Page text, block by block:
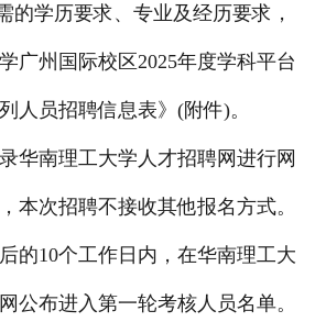
学历要求、专业及经历要求，
广州国际校区2025年度学科平台
人员招聘信息表》(附件)。
南理工大学人才招聘网进行网
本次招聘不接收其他报名方式。
10个工作日内，在华南理工大
公布进入第一轮考核人员名单。